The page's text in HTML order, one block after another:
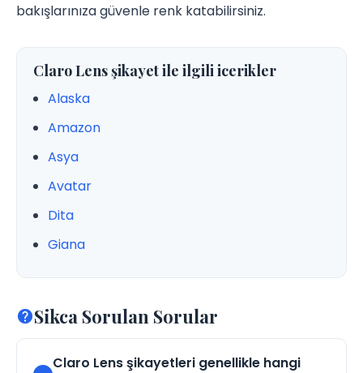
bakışlarınıza güvenle renk katabilirsiniz.
Claro Lens şikayet ile ilgili icerikler
Alaska
Amazon
Asya
Avatar
Dita
Giana
Sikca Sorulan Sorular
Claro Lens şikayetleri genellikle hangi